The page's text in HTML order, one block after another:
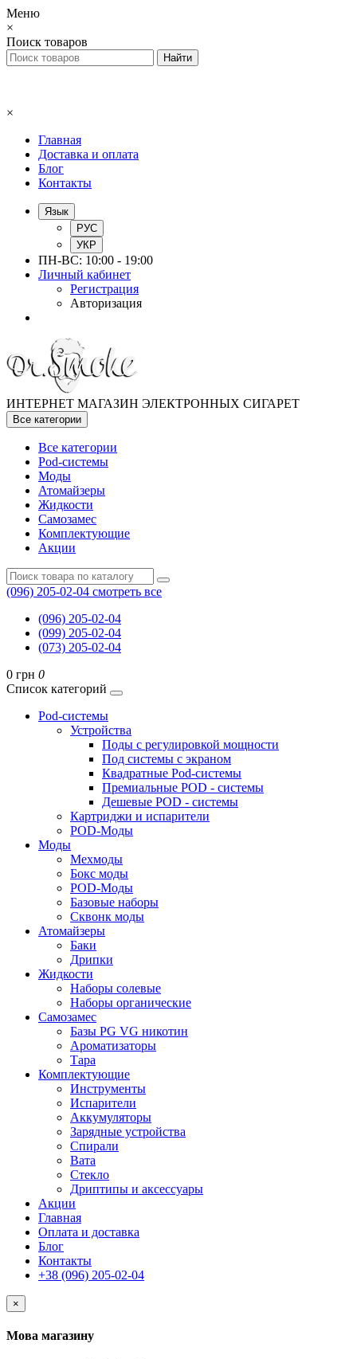
Меню
×
Поиск товаров
×
Главная
Доставка и оплата
Блог
Контакты
Язык
РУС
УКР
ПН-ВС: 10:00 - 19:00
Личный кабинет
Регистрация
Авторизация
ИНТЕРНЕТ МАГАЗИН ЭЛЕКТРОННЫХ СИГАРЕТ
Все категории
Все категории
Pod-системы
Моды
Атомайзеры
Жидкости
Самозамес
Комплектующие
Акции
(096) 205-02-04 смотреть все
(096) 205-02-04
(099) 205-02-04
(073) 205-02-04
0 грн 0
Список категорий
Pod-системы
Устройства
Поды с регулировкой мощности
Под системы с экраном
Квадратные Pod-системы
Премиальные POD - системы
Дешевые POD - системы
Картриджи и испарители
POD-Моды
Моды
Мехмоды
Бокс моды
POD-Моды
Базовые наборы
Сквонк моды
Атомайзеры
Баки
Дрипки
Жидкости
Наборы солевые
Наборы органические
Самозамес
Базы PG VG никотин
Ароматизаторы
Тара
Комплектующие
Инструменты
Испарители
Аккумуляторы
Зарядные устройства
Спирали
Вата
Стекло
Дриптипы и аксессуары
Акции
Главная
Оплата и доставка
Блог
Контакты
+38 (096) 205-02-04
×
Мова магазину